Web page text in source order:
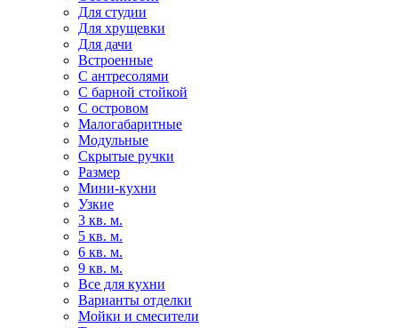
Для студии
Для хрущевки
Для дачи
Встроенные
С антресолями
С барной стойкой
С островом
Малогабаритные
Модульные
Скрытые ручки
Размер
Мини-кухни
Узкие
3 кв. м.
5 кв. м.
6 кв. м.
9 кв. м.
Все для кухни
Варианты отделки
Мойки и смесители